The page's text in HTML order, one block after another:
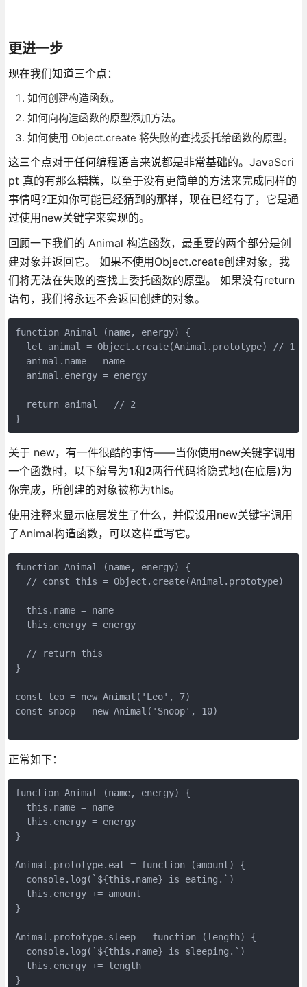
更进一步
现在我们知道三个点：
如何创建构造函数。
如何向构造函数的原型添加方法。
如何使用 Object.create 将失败的查找委托给函数的原型。
这三个点对于任何编程语言来说都是非常基础的。JavaScri
pt 真的有那么糟糕，以至于没有更简单的方法来完成同样的
事情吗?正如你可能已经猜到的那样，现在已经有了，它是通
过使用new关键字来实现的。
回顾一下我们的 Animal 构造函数，最重要的两个部分是创
建对象并返回它。 如果不使用Object.create创建对象，我
们将无法在失败的查找上委托函数的原型。 如果没有return
语句，我们将永远不会返回创建的对象。
function Animal (name, energy) {
  let animal = Object.create(Animal.prototype) // 1
  animal.name = name
  animal.energy = energy
  return animal   // 2
关于 new，有一件很酷的事情——当你使用new关键字调用
一个函数时，以下编号为1和2两行代码将隐式地(在底层)为
你完成，所创建的对象被称为this。
使用注释来显示底层发生了什么，并假设用new关键字调用
了Animal构造函数，可以这样重写它。
function Animal (name, energy) {
  // const this = Object.create(Animal.prototype)
  this.name = name
  this.energy = energy
  // return this
}
const leo = new Animal('Leo', 7)
const snoop = new Animal('Snoop', 10)
正常如下：
function Animal (name, energy) {
  this.name = name
  this.energy = energy
}
Animal.prototype.eat = function (amount) {
  console.log(`${this.name} is eating.`)
  this.energy += amount
}
Animal.prototype.sleep = function (length) {
  console.log(`${this.name} is sleeping.`)
  this.energy += length
}